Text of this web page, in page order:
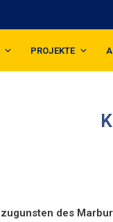
PROJEKTE
des